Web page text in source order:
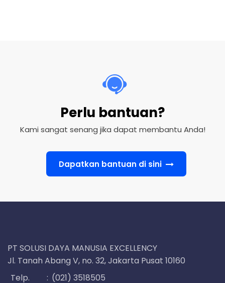
Perlu bantuan?
Kami sangat senang jika dapat membantu Anda!
Dapatkan bantuan di sini
PT SOLUSI DAYA MANUSIA EXCELLENCY
Jl. Tanah Abang V, no. 32, Jakarta Pusat 10160
Telp.
: (021) 3518505